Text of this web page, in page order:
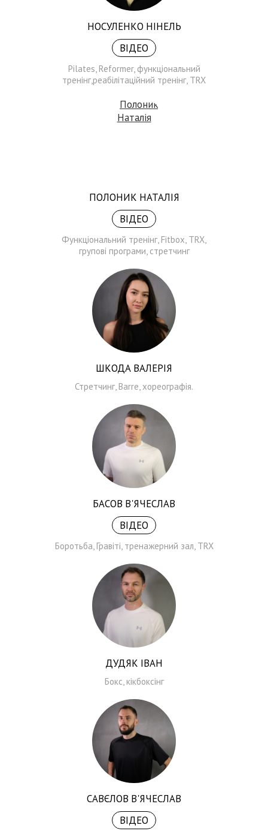
НОСУЛЕНКО НІНЕЛЬ
ВІДЕО
Pilates, Reformer, функціональний
тренінг,реабілітаційний тренінг, TRX
ПОЛОНИК НАТАЛІЯ
ВІДЕО
Функціональний тренінг, Fitbox, TRX,
групові програми, стретчинг
ШКОДА ВАЛЕРІЯ
Стретчинг, Barre, хореографія.
БАСОВ В'ЯЧЕСЛАВ
ВІДЕО
Боротьба, Гравіті, тренажерний зал, TRX
ДУДЯК ІВАН
Бокс, кікбоксінг
САВЄЛОВ В'ЯЧЕСЛАВ
ВІДЕО